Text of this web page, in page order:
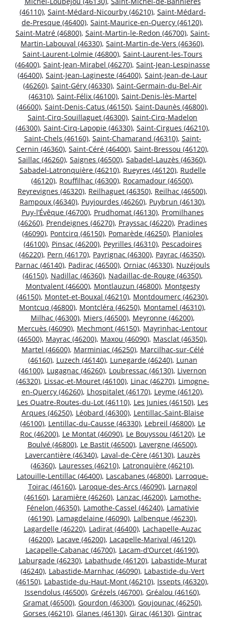
(46110), Saint-Médard-Nicourby (46210), Saint-Médard-
de-Presque (46400), Saint-Maurice-en-Quercy (46120),
Saint-Matré (46800), Saint-Martin-le-Redon (46700), Saint-
Martin-Labouval (46330), Saint-Martin-de-Vers (46360),
Saint-Laurent-Lolmie (46800), Saint-Laurent-les-Tours
(46400), Saint-Jean-Mirabel (46270), Saint-Jean-Lespinasse
(46400), Saint-Jean-Lagineste (46400), Saint-Jean-de-Laur
(46260), Saint-Géry (46330), Saint-Germain-du-Bel-Air
(46310), Saint-Félix (46100), Saint-Denis-lès-Martel
(46600), Saint-Denis-Catus (46150), Saint-Daunès (46800),
Saint-Cirq-Souillaguet (46300), Saint-Cirq-Madelon
(46300), Saint-Cirq-Lapopie (46330), Saint-Cirgues (46210),
Saint-Chels (46160), Saint-Chamarand (46310), Saint-
Cernin (46360), Saint-Céré (46400), Saint-Bressou (46120),
Saillac (46260), Saignes (46500), Sabadel-Lauzès (46360),
Sabadel-Latronquière (46210), Rueyres (46120), Rudelle
(46120), Rouffilhac (46300), Rocamadour (46500),
Reyrevignes (46320), Reilhaguet (46350), Reilhac (46500),
Rampoux (46340), Puyjourdes (46260), Puybrun (46130),
Puy-l’Évêque (46700), Prudhomat (46130), Promilhanes
(46260), Prendeignes (46270), Prayssac (46220), Pradines
(46090), Pontcirq (46150), Pomarède (46250), Planioles
(46100), Pinsac (46200), Peyrilles (46310), Pescadoires
(46220), Pern (46170), Payrignac (46300), Payrac (46350),
Parnac (46140), Padirac (46500), Orniac (46330), Nuzéjouls
(46150), Nadillac (46360), Nadaillac-de-Rouge (46350),
Montvalent (46600), Montlauzun (46800), Montgesty
(46150), Montet-et-Bouxal (46210), Montdoumerc (46230),
Montcuq (46800), Montcléra (46250), Montamel (46310),
Milhac (46300), Miers (46500), Meyronne (46200),
Mercuès (46090), Mechmont (46150), Mayrinhac-Lentour
(46500), Mayrac (46200), Maxou (46090), Masclat (46350),
Martel (46600), Marminiac (46250), Marcilhac-sur-Célé
(46160), Luzech (46140), Lunegarde (46240), Lunan
(46100), Lugagnac (46260), Loubressac (46130), Livernon
(46320), Lissac-et-Mouret (46100), Linac (46270), Limogne-
en-Quercy (46260), Lhospitalet (46170), Leyme (46120),
Les Quatre-Routes-du-Lot (46110), Les Junies (46150), Les
Arques (46250), Léobard (46300), Lentillac-Saint-Blaise
(46100), Lentillac-du-Causse (46330), Lebreil (46800), Le
Roc (46200), Le Montat (46090), Le Bouyssou (46120), Le
Boulvé (46800), Le Bastit (46500), Lavergne (46500),
Lavercantière (46340), Laval-de-Cère (46130), Lauzès
(46360), Lauresses (46210), Latronquière (46210),
Latouille-Lentillac (46400), Lascabanes (46800), Larroque-
Toirac (46160), Laroque-des-Arcs (46090), Larnagol
(46160), Laramière (46260), Lanzac (46200), Lamothe-
Fénelon (46350), Lamothe-Cassel (46240), Lamativie
(46190), Lamagdelaine (46090), Lalbenque (46230),
Lagardelle (46220), Ladirat (46400), Lachapelle-Auzac
(46200), Lacave (46200), Lacapelle-Marival (46120),
Lacapelle-Cabanac (46700), Lacam-d’Ourcet (46190),
Laburgade (46230), Labathude (46120), Labastide-Murat
(46240), Labastide-Marnhac (46090), Labastide-du-Vert
(46150), Labastide-du-Haut-Mont (46210), Issepts (46320),
Issendolus (46500), Grézels (46700), Gréalou (46160),
Gramat (46500), Gourdon (46300), Goujounac (46250),
Gorses (46210), Glanes (46130), Girac (46130), Gintrac